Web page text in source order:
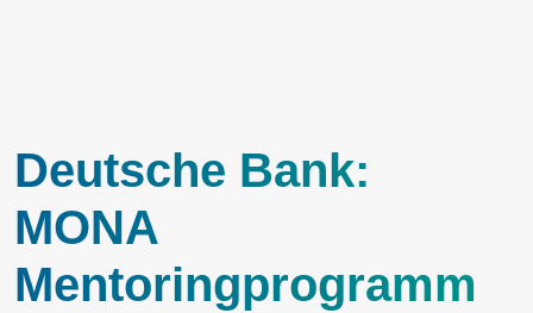
Deutsche Bank:
MONA
Mentoringprogramm